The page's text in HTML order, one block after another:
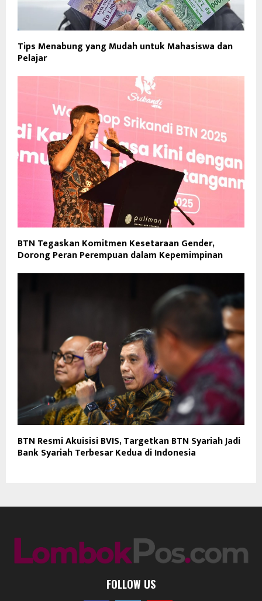
Tips Menabung yang Mudah untuk Mahasiswa dan
Pelajar
BTN Tegaskan Komitmen Kesetaraan Gender,
Dorong Peran Perempuan dalam Kepemimpinan
BTN Resmi Akuisisi BVIS, Targetkan BTN Syariah Jadi
Bank Syariah Terbesar Kedua di Indonesia
FOLLOW US